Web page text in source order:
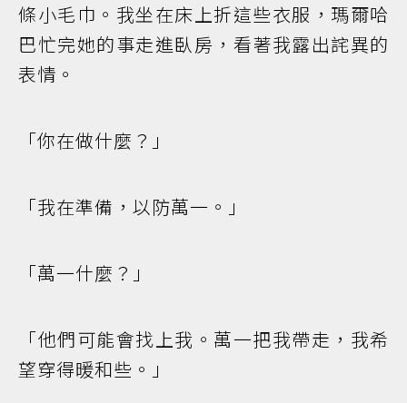
條小毛巾。我坐在床上折這些衣服，瑪爾哈
巴忙完她的事走進臥房，看著我露出詫異的
表情。
「你在做什麼？」
「我在準備，以防萬一。」
「萬一什麼？」
「他們可能會找上我。萬一把我帶走，我希
望穿得暖和些。」